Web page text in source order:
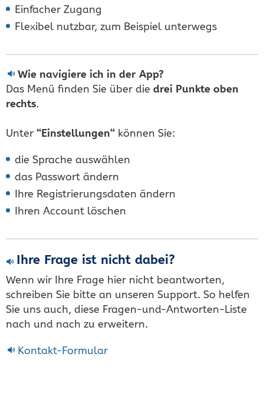
Einfacher Zugang
Flexibel nutzbar, zum Beispiel unterwegs
Wie navigiere ich in der App?
Das Menü finden Sie über die drei Punkte oben
rechts.
Unter “Einstellungen“ können Sie:
die Sprache auswählen
das Passwort ändern
Ihre Registrierungsdaten ändern
Ihren Account löschen
Ihre Frage ist nicht dabei?
Wenn wir Ihre Frage hier nicht beantworten,
schreiben Sie bitte an unseren Support. So helfen
Sie uns auch, diese Fragen-und-Antworten-Liste
nach und nach zu erweitern.
Kontakt-Formular